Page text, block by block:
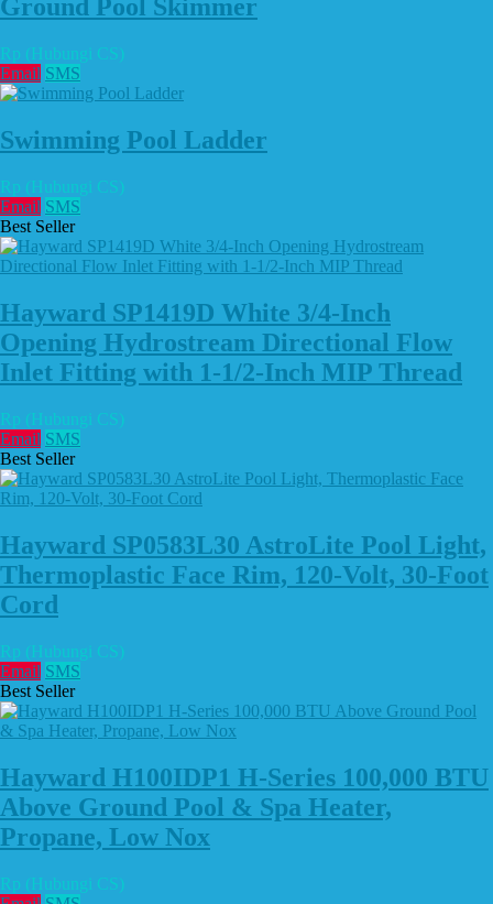
Ground Pool Skimmer
Rp (Hubungi CS)
Email SMS
Swimming Pool Ladder
Rp (Hubungi CS)
Email SMS
Best Seller
Hayward SP1419D White 3/4-Inch
Opening Hydrostream Directional Flow
Inlet Fitting with 1-1/2-Inch MIP Thread
Rp (Hubungi CS)
Email SMS
Best Seller
Hayward SP0583L30 AstroLite Pool Light,
Thermoplastic Face Rim, 120-Volt, 30-Foot
Cord
Rp (Hubungi CS)
Email SMS
Best Seller
Hayward H100IDP1 H-Series 100,000 BTU
Above Ground Pool & Spa Heater,
Propane, Low Nox
Rp (Hubungi CS)